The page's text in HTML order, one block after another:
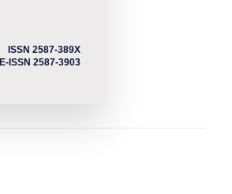
ISSN 2587-389X
E-ISSN 2587-3903